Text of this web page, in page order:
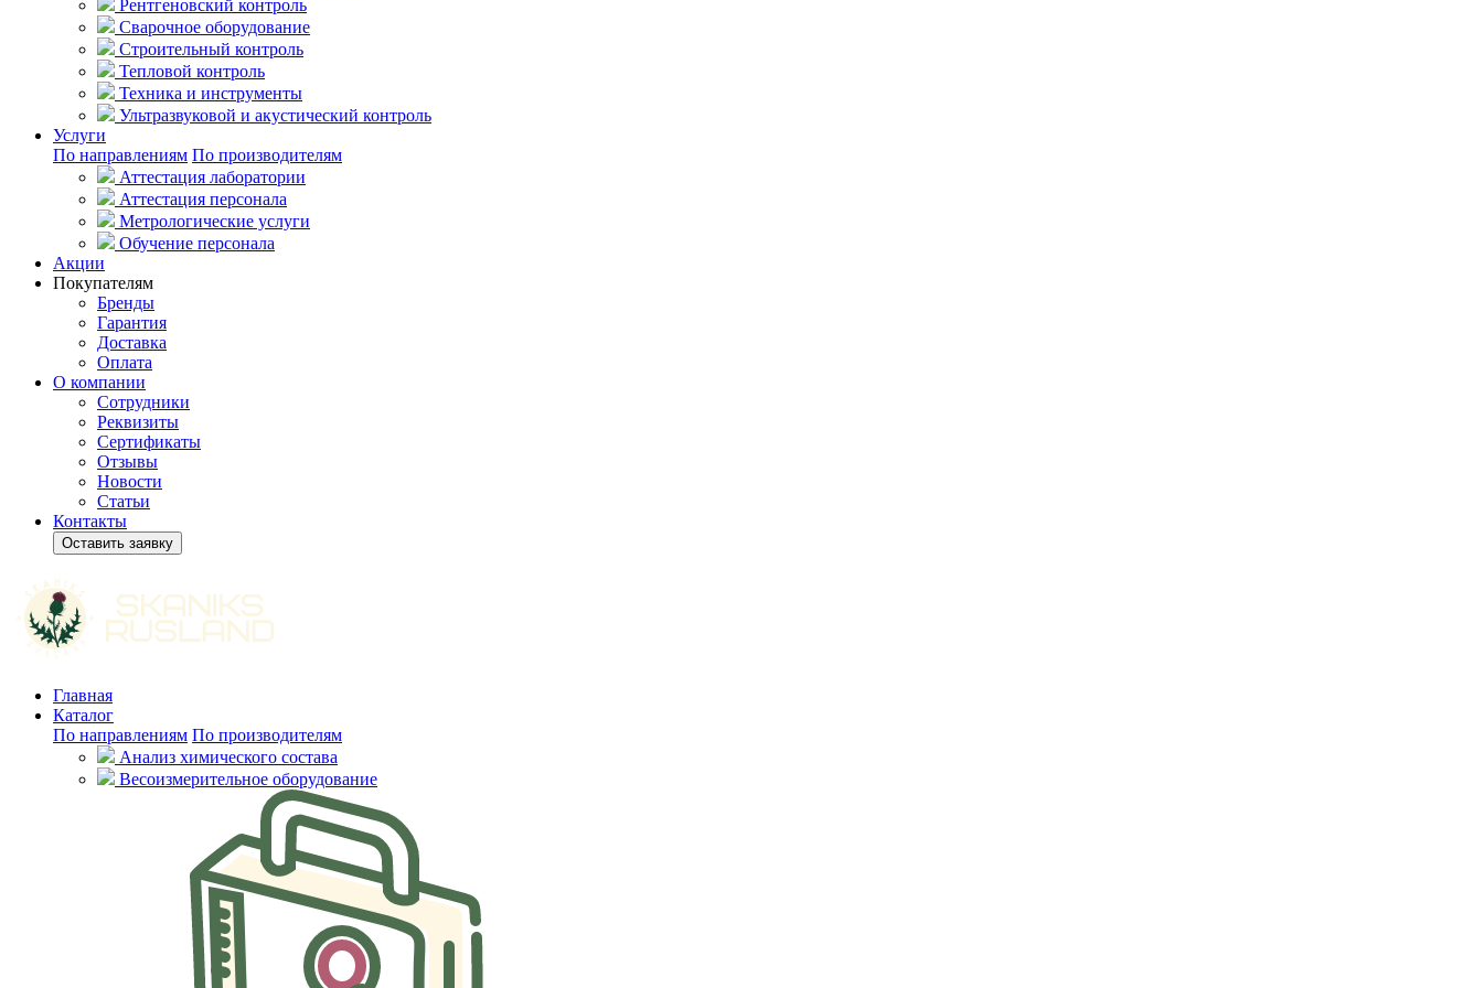
Рентгеновский контроль
Сварочное оборудование
Строительный контроль
Тепловой контроль
Техника и инструменты
Ультразвуковой и акустический контроль
Услуги
По направлениям По производителям
Аттестация лаборатории
Аттестация персонала
Метрологические услуги
Обучение персонала
Акции
Покупателям
Бренды
Гарантия
Доставка
Оплата
О компании
Сотрудники
Реквизиты
Сертификаты
Отзывы
Новости
Статьи
Контакты
Оставить заявку
Главная
Каталог
По направлениям По производителям
Анализ химического состава
Весоизмерительное оборудование